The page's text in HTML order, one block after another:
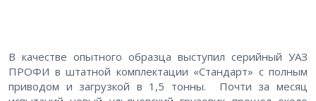
В качестве опытного образца выступил серийный УАЗ
ПРОФИ в штатной комплектации «Стандарт» с полным
приводом и загрузкой в 1,5 тонны. Почти за месяц